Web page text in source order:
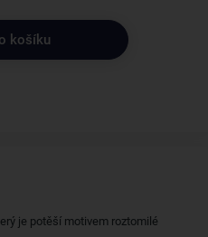
košíku
je potěší motivem roztomilé